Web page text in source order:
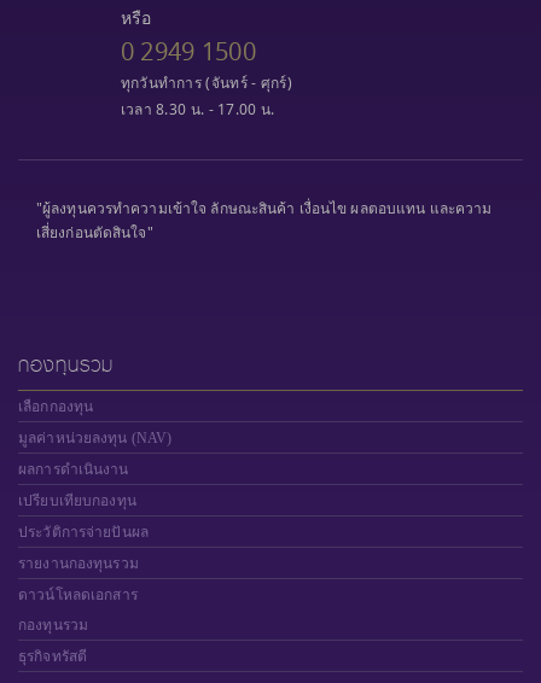
หรือ
0 2949 1500
ทุกวันทำการ (จันทร์ - ศุกร์)
เวลา 8.30 น. - 17.00 น.
"ผู้ลงทุนควรทำความเข้าใจ ลักษณะสินค้า เงื่อนไข ผลตอบแทน และความ
เสี่ยงก่อนตัดสินใจ"
กองทุนรวม
เลือกกองทุน
มูลค่าหน่วยลงทุน (NAV)
ผลการดำเนินงาน
เปรียบเทียบกองทุน
ประวัติการจ่ายปันผล
รายงานกองทุนรวม
ดาวน์โหลดเอกสาร
กองทุนรวม
ธุรกิจทรัสตี